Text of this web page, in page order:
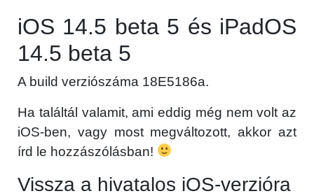
iOS 14.5 beta 5 és iPadOS
14.5 beta 5
A build verziószáma 18E5186a.
Ha találtál valamit, ami eddig még nem volt az
iOS-ben, vagy most megváltozott, akkor azt
írd le hozzászólásban!
Vissza a hivatalos iOS-verzióra